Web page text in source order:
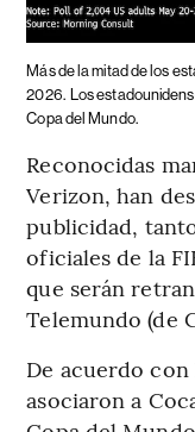
Más de la mitad de los
2026. Los
Copa del Mundo.
Reconocidas
Verizon, han
publicidad,
oficiales de la
que serán
Telemundo (de
De acuerdo
asociaron a